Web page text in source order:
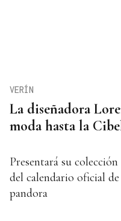
La diseñadora
moda hasta la
VERÍN
Presentará su
del calendario oficial
pandora